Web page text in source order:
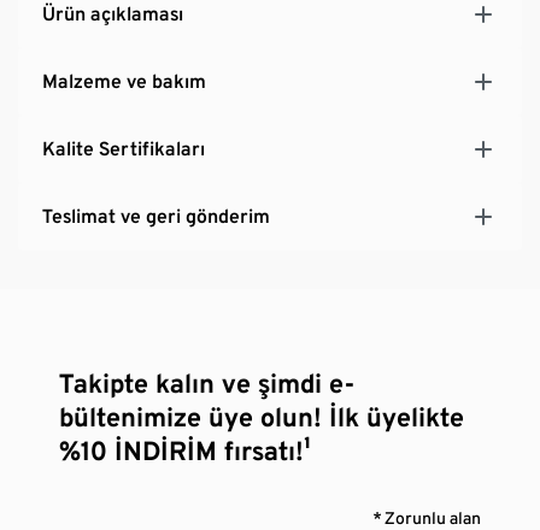
Ürün açıklaması
Malzeme ve bakım
Kalite Sertifikaları
Teslimat ve geri gönderim
Takipte kalın ve şimdi e-
bültenimize üye olun! İlk üyelikte
%10 İNDİRİM fırsatı!¹
* Zorunlu alan